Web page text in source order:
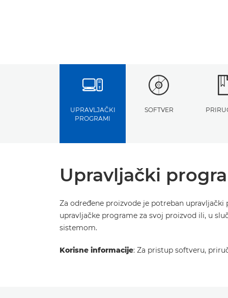
UPRAVLJAČKI
PROGRAMI
SOFTVER
Upravljački
Za određene proizvode je potreban
upravljačke programe za svoj proizvod ili, u
sistemom.
Korisne informacije: Za pristup softveru,